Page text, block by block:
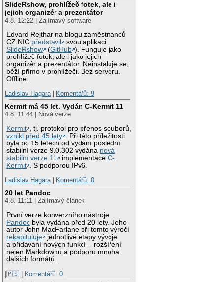
SlideRshow, prohlížeč fotek, ale i
jejich organizér a prezentátor
4.8. 12:22 | Zajímavý software
Edvard Rejthar na blogu zaměstnanců
CZ.NIC představil
svou aplikaci
SlideRshow
(GitHub ). Funguje jako
prohlížeč fotek, ale i jako jejich
organizér a prezentátor. Neinstaluje se,
běží přímo v prohlížeči. Bez serveru.
Offline.
Ladislav Hagara | Komentářů: 9
Kermit má 45 let. Vydán C-Kermit 11
4.8. 11:44 | Nová verze
Kermit , tj. protokol pro přenos souborů,
vznikl před 45 lety . Při této příležitosti
byla po 15 letech od vydání poslední
stabilní verze 9.0.302 vydána nová
stabilní verze 11
implementaceC-
Kermit . S podporou IPv6.
Ladislav Hagara | Komentářů: 0
20 let Pandoc
4.8. 11:11 | Zajímavý článek
První verze konverzního nástroje
Pandoc byla vydána před 20 lety. Jeho
autor John MacFarlane při tomto výročí
rekapituluje
jednotlivé etapy vývoje
a přidávání nových funkcí – rozšíření
nejen Markdownu a podporu mnoha
dalších formátů.
|🇵🇸 | Komentářů: 0